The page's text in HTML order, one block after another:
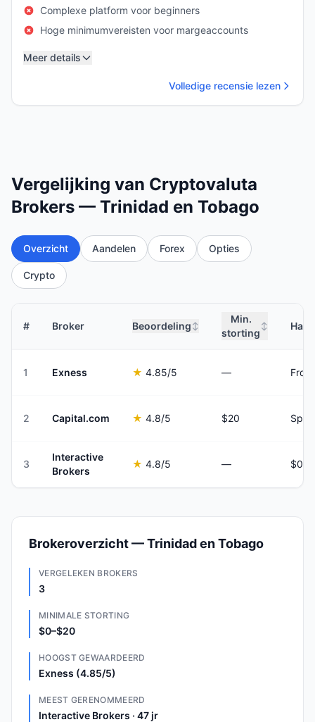
Complexe platform voor beginners
Hoge minimumvereisten voor margeaccounts
Meer details
Volledige recensie lezen
Vergelijking van Cryptovaluta
Brokers — Trinidad en Tobago
Overzicht Aandelen Forex Opties
Crypto
# Broker Beoordeling ↕
Min.
storting
↕
1 Exness ★ 4.85/5 —
2 Capital.com ★ 4.8/5 $20
3
Interactive
Brokers
★ 4.8/5 —
Brokeroverzicht — Trinidad en Tobago
VERGELEKEN BROKERS
3
MINIMALE STORTING
$0–$20
HOOGST GEWAARDEERD
Exness (4.85/5)
MEEST GERENOMMEERD
Interactive Brokers · 47 jr